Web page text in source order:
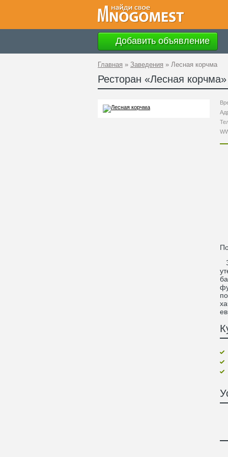
Добавить объявление
Главная » Заведения » Лесная корчма
Ресторан «Лесная корчма»